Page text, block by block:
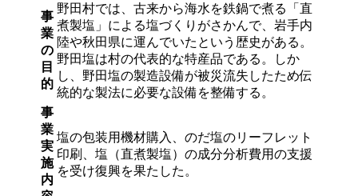
事
業
の
目
的
野田村では、古来から海水を鉄鍋で煮る「直
煮製塩」による塩づくりがさかんで、岩手内
陸や秋田県に運んでいたという歴史がある。
野田塩は村の代表的な特産品である。しか
し、野田塩の製造設備が被災流失したため伝
統的な製法に必要な設備を整備する。
事
業
実
施
内
塩の包装用機材購入、のだ塩のリーフレット
印刷、塩（直煮製塩）の成分分析費用の支援
を受け復興を果たした。